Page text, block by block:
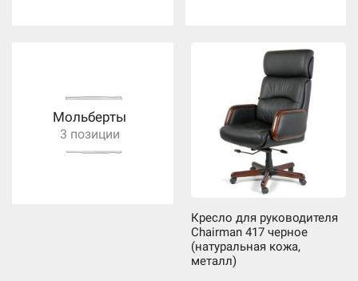
Мольберты
3 позиции
Кресло для руководителя
Chairman 417 черное
(натуральная кожа,
металл)